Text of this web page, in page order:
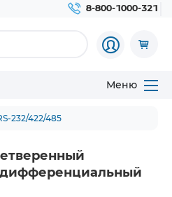
8-800-1000-321
Меню
232/422/485
дифференциальный